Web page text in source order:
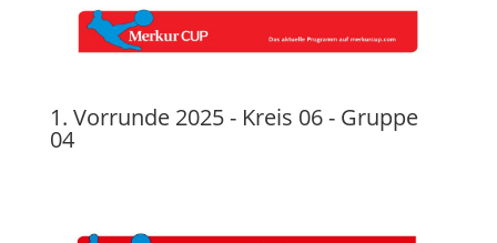
1. Vorrunde 2025 - Kreis 06 - Gruppe
04